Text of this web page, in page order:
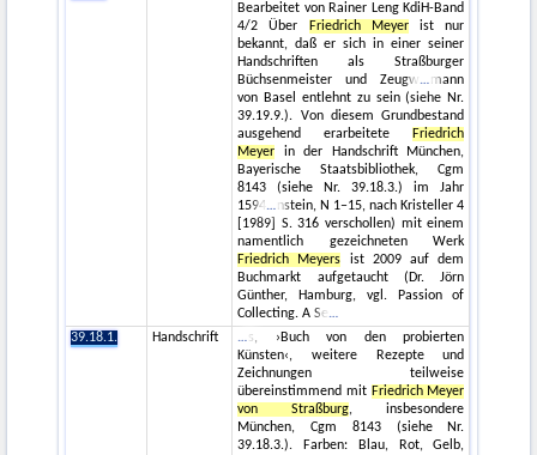
Bearbeitet von Rainer Leng KdiH-Band
4/2 Über
Friedrich Meyerist nur
bekannt, daß er sich in einer seiner
Handschriften als Straßburger
Büchsenmeister und Zeugw
mann
von Basel entlehnt zu sein (siehe Nr.
39.19.9.). Von diesem Grundbestand
ausgehend erarbeitete Friedrich
Meyer in der Handschrift München,
Bayerische Staatsbibliothek, Cgm
8143 (siehe Nr. 39.18.3.) im Jahr
1594
nstein, N 1–15, nach Kristeller 4
[1989] S. 316 verschollen) mit einem
namentlich gezeichneten Werk
Friedrich Meyers ist 2009 auf dem
Buchmarkt aufgetaucht (Dr. Jörn
Günther, Hamburg, vgl. Passion of
Collecting. A Se
39.18.1.
Handschrift
s, ›Buch von den probierten
Künsten‹, weitere Rezepte und
Zeichnungen teilweise
übereinstimmend mit Friedrich Meyer
von Straßburg, insbesondere
München, Cgm 8143 (siehe Nr.
39.18.3.). Farben: Blau, Rot, Gelb,